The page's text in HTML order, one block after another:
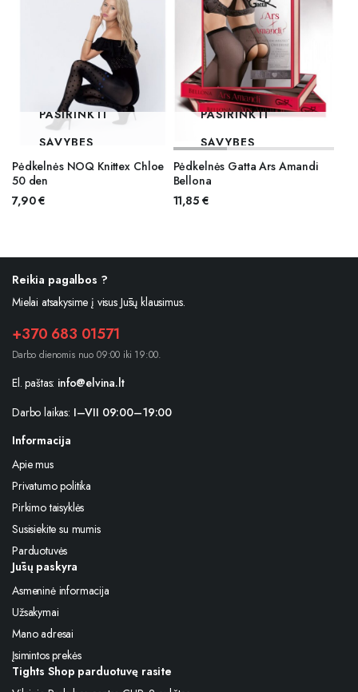
PASIRINKTI
SAVYBES
Pėdkelnės NOQ Knittex Chloe
50 den
7,90€
PASIRINKTI
SAVYBES
Pėdkelnės Gatta Ars Amandi
Bellona
11,85 €
Reikia pagalbos ?
Mielai atsakysime į visus Jūsų klausimus.
+370 683 01571
Darbo dienomis nuo 09:00 iki 19:00.
El. paštas: info@elvina.lt
Darbo laikas: I–VII 09:00–19:00
Informacija
Apie mus
Privatumo politika
Pirkimo taisyklės
Susisiekite su mumis
Parduotuvės
Jūsų paskyra
Asmeninė informacija
Užsakymai
Mano adresai
Įsimintos prekės
Tights Shop parduotuvę rasite